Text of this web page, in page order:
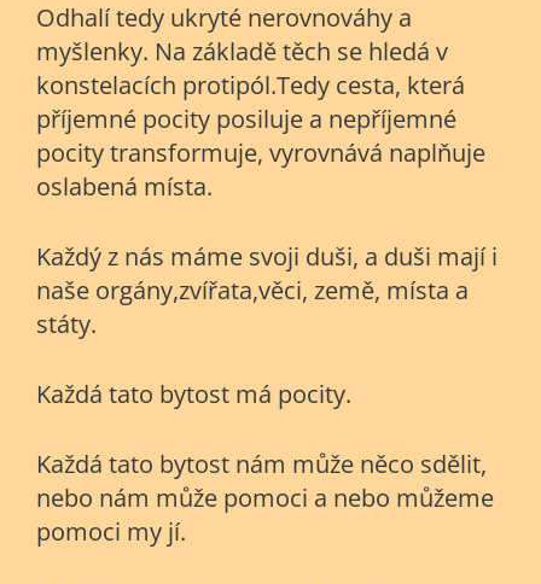
Odhalí tedy ukryté nerovnováhy a
myšlenky. Na základě těch se hledá v
konstelacích protipól.Tedy cesta, která
příjemné pocity posiluje a nepříjemné
pocity transformuje, vyrovnává naplňuje
oslabená místa.
Každý z nás máme svoji duši, a duši mají i
naše orgány,zvířata,věci, země, místa a
státy.
Každá tato bytost má pocity.
Každá tato bytost nám může něco sdělit,
nebo nám může pomoci a nebo můžeme
pomoci my jí.